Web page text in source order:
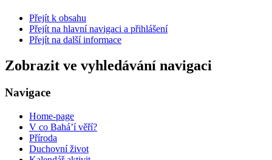
Přejít k obsahu
Přejít na hlavní navigaci a přihlášení
Přejít na další informace
Zobrazit ve vyhledávání navigaci
Navigace
Home-page
V co Bahá’í věří?
Příroda
Duchovní život